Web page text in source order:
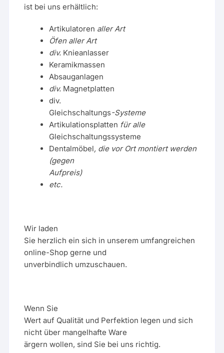
ist bei uns erhältlich:
Artikulatoren aller Art
Öfen aller Art
div. Knieanlasser
Keramikmassen
Absauganlagen
div. Magnetplatten
div.
Gleichschaltungs-Systeme
Artikulationsplatten für alle
Gleichschaltungssysteme
Dentalmöbel, die vor Ort montiert werden
(gegen
Aufpreis)
etc.
Wir laden
Sie herzlich ein sich in unserem umfangreichen
online-Shop gerne und
unverbindlich umzuschauen.
Wenn Sie
Wert auf Qualität und Perfektion legen und sich
nicht über mangelhafte Ware
ärgern wollen, sind Sie bei uns richtig.